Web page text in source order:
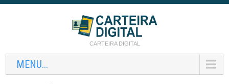
CARTEIRA DIGITAL
MENU...